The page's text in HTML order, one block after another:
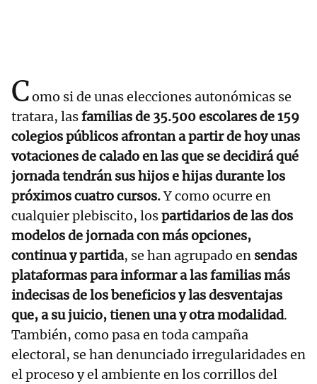
Como si de unas elecciones autonómicas se
tratara, lasfamilias de 35.500 escolares de 159
colegios públicos afrontan a partir de hoy unas
votaciones de calado en las que se decidirá qué
jornada tendrán sus hijos e hijas durante los
próximos cuatro cursos.Y como ocurre en
cualquier plebiscito, lospartidarios de las dos
modelos de jornada con más opciones,
continua y partida, se han agrupado en sendas
plataformas para informar a las familias más
indecisas de los beneficios y las desventajas
que, a su juicio, tienen una y otra modalidad.
También, como pasa en toda campaña
electoral, se han denunciado irregularidades en
el proceso y el ambiente en los corrillos del